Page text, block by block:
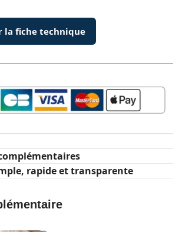
la fiche technique
rapide et transparente